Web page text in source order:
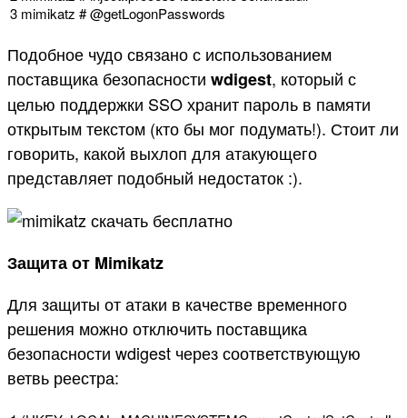
3 mimikatz # @getLogonPasswords
Подобное чудо связано с использованием
поставщика безопасности wdigest, который с
целью поддержки SSO хранит пароль в памяти
открытым текстом (кто бы мог подумать!). Стоит ли
говорить, какой выхлоп для атакующего
представляет подобный недостаток :).
Защита от Mimikatz
Для защиты от атаки в качестве временного
решения можно отключить поставщика
безопасности wdigest через соответствующую
ветвь реестра: